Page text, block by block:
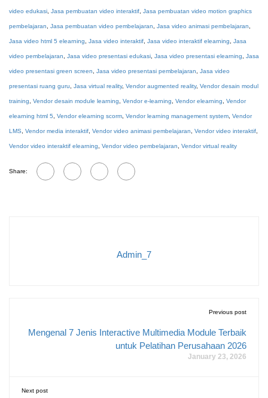
video edukasi Jasa pembuatan video interaktif Jasa pembuatan video motion graphics
pembelajaran Jasa pembuatan video pembelajaran Jasa video animasi pembelajaran
Jasa video html 5 elearning Jasa video interaktif Jasa video interaktif elearning Jasa
video pembelajaran Jasa video presentasi edukasi Jasa video presentasi elearning Jasa
video presentasi green screen Jasa video presentasi pembelajaran Jasa video
presentasi ruang guru Jasa virtual reality, Vendor augmented reality, Vendor desain modul
training Vendor desain module learning Vendor e-learning Vendor elearning Vendor
elearning html 5 Vendor elearning scorm Vendor learning management system Vendor
LMS Vendor media interaktif Vendor video animasi pembelajaran Vendor video interaktif
Vendor video interaktif elearning Vendor video pembelajaran Vendor virtual reality
Share:
Admin_7
Previous post
Mengenal 7 Jenis Interactive Multimedia Module Terbaik
untuk Pelatihan Perusahaan 2026
January 23, 2026
Next post